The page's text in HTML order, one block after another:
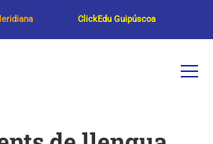
ClickEdu Guipúscoa